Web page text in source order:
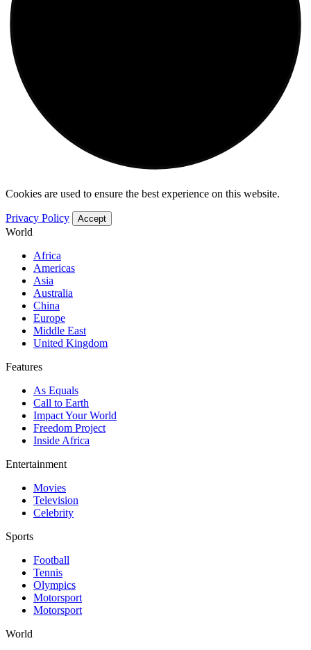
Cookies are used to ensure the best experience on this website.
Privacy Policy Accept
World
Africa
Americas
Asia
Australia
China
Europe
Middle East
United Kingdom
Features
As Equals
Call to Earth
Impact Your World
Freedom Project
Inside Africa
Entertainment
Movies
Television
Celebrity
Sports
Football
Tennis
Olympics
Motorsport
Motorsport
World